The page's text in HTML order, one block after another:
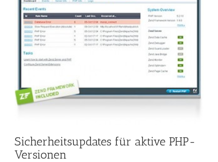
Sicherheitsupdates für aktive PHP-
Versionen